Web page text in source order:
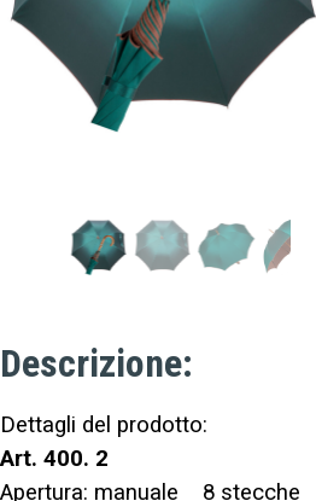
Descrizione:
Dettagli del prodotto:
Art. 400. 2
Apertura: manuale 8 stecche